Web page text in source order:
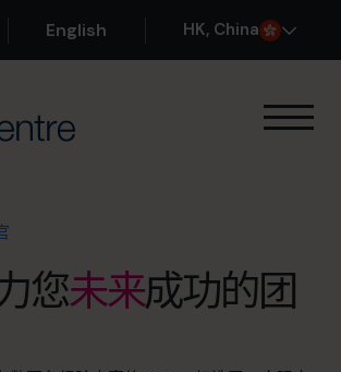
English HK, China
您未来成功的团